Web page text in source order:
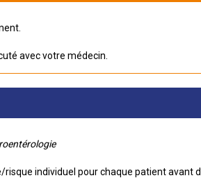
avec votre médecin.
individuel pour chaque patient avant